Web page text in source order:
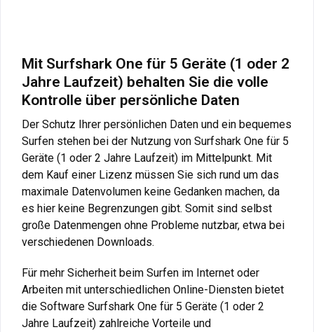
Mit Surfshark One für 5 Geräte (1 oder 2
Jahre Laufzeit) behalten Sie die volle
Kontrolle über persönliche Daten
Der Schutz Ihrer persönlichen Daten und ein bequemes
Surfen stehen bei der Nutzung von Surfshark One für 5
Geräte (1 oder 2 Jahre Laufzeit) im Mittelpunkt. Mit
dem Kauf einer Lizenz müssen Sie sich rund um das
maximale Datenvolumen keine Gedanken machen, da
es hier keine Begrenzungen gibt. Somit sind selbst
große Datenmengen ohne Probleme nutzbar, etwa bei
verschiedenen Downloads.
Für mehr Sicherheit beim Surfen im Internet oder
Arbeiten mit unterschiedlichen Online-Diensten bietet
die Software Surfshark One für 5 Geräte (1 oder 2
Jahre Laufzeit) zahlreiche Vorteile und